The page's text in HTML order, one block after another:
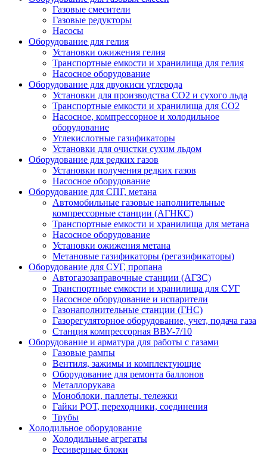
Газовые смесители
Газовые редукторы
Насосы
Оборудование для гелия
Установки ожижения гелия
Транспортные емкости и хранилища для гелия
Насосное оборудование
Оборудование для двуокиси углерода
Установки для производства СО2 и сухого льда
Транспортные емкости и хранилища для CO2
Насосное, компрессорное и холодильное
оборудование
Углекислотные газификаторы
Установки для очистки сухим льдом
Оборудование для редких газов
Установки получения редких газов
Насосное оборудование
Оборудование для СПГ, метана
Автомобильные газовые наполнительные
компрессорные станции (АГНКС)
Транспортные емкости и хранилища для метана
Насосное оборудование
Установки ожижения метана
Метановые газификаторы (регазификаторы)
Оборудование для СУГ, пропана
Автогазозаправочные станции (АГЗС)
Транспортные емкости и хранилища для СУГ
Насосное оборудование и испарители
Газонаполнительные станции (ГНС)
Газорегуляторное оборудование, учет, подача газа
Станция компрессорная ВВУ-7/10
Оборудование и арматура для работы с газами
Газовые рампы
Вентиля, зажимы и комплектующие
Оборудование для ремонта баллонов
Металлорукава
Моноблоки, паллеты, тележки
Гайки РОТ, переходники, соединения
Трубы
Холодильное оборудование
Холодильные агрегаты
Ресиверные блоки